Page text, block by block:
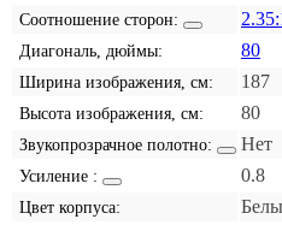
Соотношение сторон:
Диагональ, дюймы: 80
Ширина изображения, см: 187
Высота изображения, см: 80
Звукопрозрачное полотно: Нет
Усиление : 0.8
Цвет корпуса: